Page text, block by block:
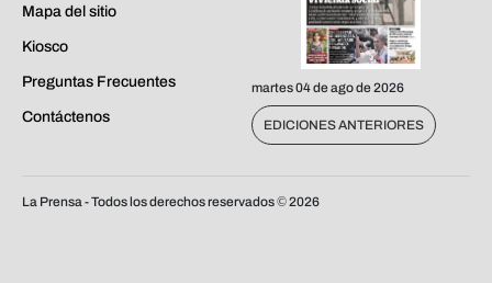
Mapa del sitio
Kiosco
Preguntas Frecuentes
Contáctenos
martes 04 de ago de 2026
EDICIONES ANTERIORES
La Prensa - Todos los derechos reservados ©2026